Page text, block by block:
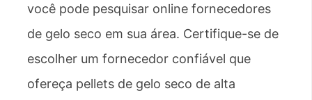
você pode pesquisar online fornecedores
de gelo seco em sua área. Certifique-se de
escolher um fornecedor confiável que
ofereça pellets de gelo seco de alta